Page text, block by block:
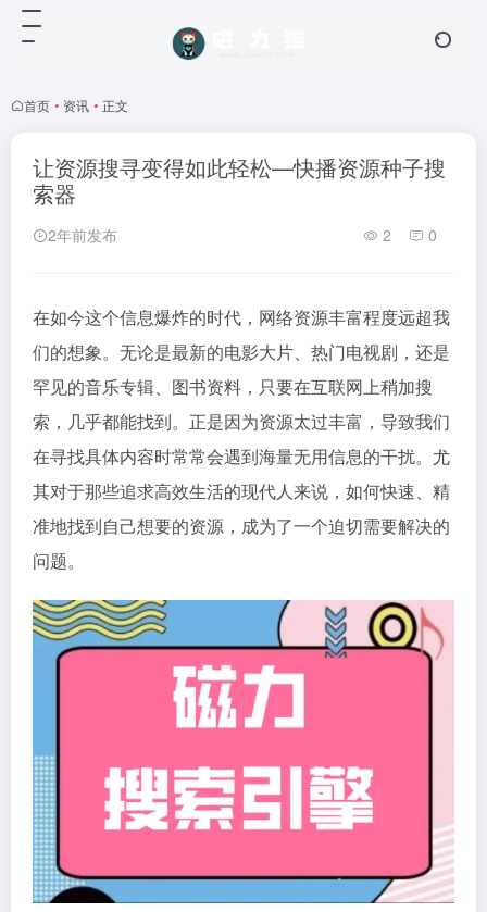
首页 • 资讯 • 正文
让资源搜寻变得如此轻松—快播资源种子搜
索器
2年前发布 2 0
在如今这个信息爆炸的时代，网络资源丰富程度远超我
们的想象。无论是最新的电影大片、热门电视剧，还是
罕见的音乐专辑、图书资料，只要在互联网上稍加搜
索，几乎都能找到。正是因为资源太过丰富，导致我们
在寻找具体内容时常常会遇到海量无用信息的干扰。尤
其对于那些追求高效生活的现代人来说，如何快速、精
准地找到自己想要的资源，成为了一个迫切需要解决的
问题。